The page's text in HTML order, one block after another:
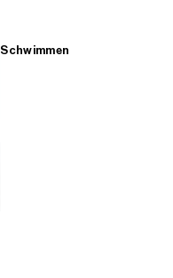
Schwimmen